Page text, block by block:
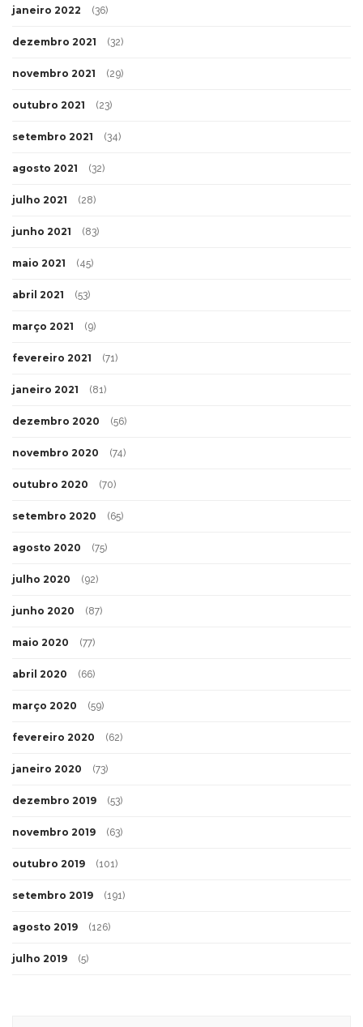
janeiro 2022 (36)
dezembro 2021 (32)
novembro 2021 (29)
outubro 2021 (23)
setembro 2021 (34)
agosto 2021 (32)
julho 2021 (28)
junho 2021 (83)
maio 2021 (45)
abril 2021 (53)
março 2021 (9)
fevereiro 2021 (71)
janeiro 2021 (81)
dezembro 2020 (56)
novembro 2020 (74)
outubro 2020 (70)
setembro 2020 (65)
agosto 2020 (75)
julho 2020 (92)
junho 2020 (87)
maio 2020 (77)
abril 2020 (66)
março 2020 (59)
fevereiro 2020 (62)
janeiro 2020 (73)
dezembro 2019 (53)
novembro 2019 (63)
outubro 2019 (101)
setembro 2019 (191)
agosto 2019 (126)
julho 2019 (5)